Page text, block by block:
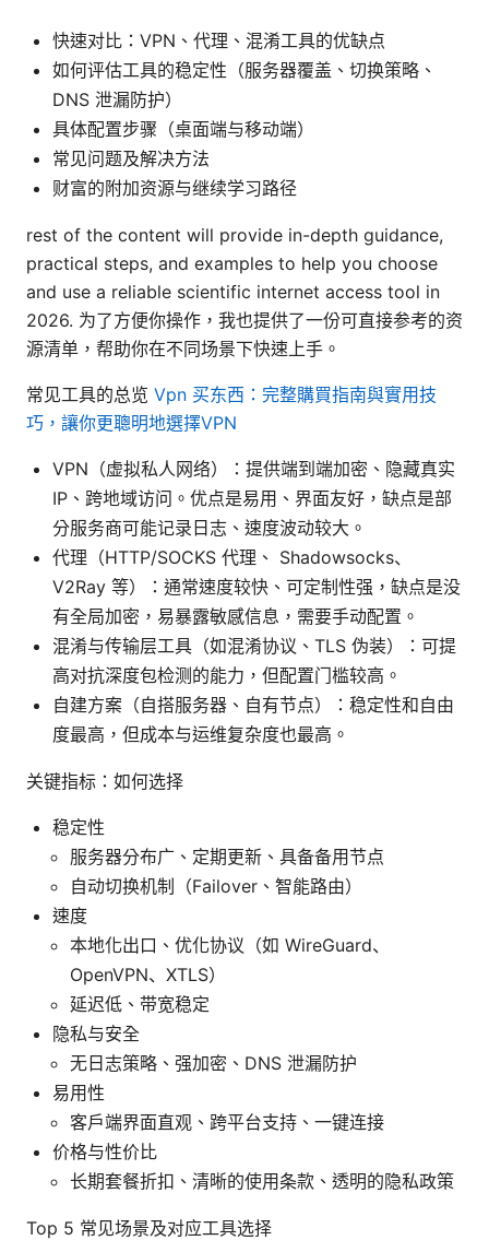
快速对比：VPN、代理、混淆工具的优缺点
如何评估工具的稳定性（服务器覆盖、切换策略、
DNS 泄漏防护）
具体配置步骤（桌面端与移动端）
常见问题及解决方法
财富的附加资源与继续学习路径
rest of the content will provide in-depth guidance,
practical steps, and examples to help you choose
and use a reliable scientific internet access tool in
2026. 为了方便你操作，我也提供了一份可直接参考的资
源清单，帮助你在不同场景下快速上手。
常见工具的总览 Vpn 买东西：完整購買指南與實用技
巧，讓你更聰明地選擇VPN
VPN（虚拟私人网络）：提供端到端加密、隐藏真实
IP、跨地域访问。优点是易用、界面友好，缺点是部
分服务商可能记录日志、速度波动较大。
代理（HTTP/SOCKS 代理、 Shadowsocks、
V2Ray 等）：通常速度较快、可定制性强，缺点是没
有全局加密，易暴露敏感信息，需要手动配置。
混淆与传输层工具（如混淆协议、TLS 伪装）：可提
高对抗深度包检测的能力，但配置门槛较高。
自建方案（自搭服务器、自有节点）：稳定性和自由
度最高，但成本与运维复杂度也最高。
关键指标：如何选择
稳定性
服务器分布广、定期更新、具备备用节点
自动切换机制（Failover、智能路由）
速度
本地化出口、优化协议（如 WireGuard、
OpenVPN、XTLS）
延迟低、带宽稳定
隐私与安全
无日志策略、强加密、DNS 泄漏防护
易用性
客户端界面直观、跨平台支持、一键连接
价格与性价比
长期套餐折扣、清晰的使用条款、透明的隐私政策
Top 5 常见场景及对应工具选择